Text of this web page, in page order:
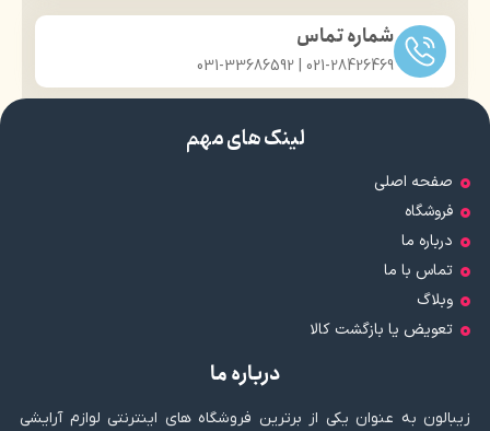
شماره تماس
021-28426469 | 031-33686592
لینک های مهم
صفحه اصلی
فروشگاه
درباره ما
تماس با ما
وبلاگ
تعویض یا بازگشت کالا
درباره ما
زیبالون به عنوان یکی از برترین فروشگاه های اینترنتی لوازم آرایشی